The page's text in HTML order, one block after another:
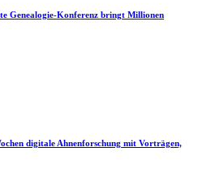
Genealogie-Konferenz bringt Millionen
digitale Ahnenforschung mit Vorträgen,